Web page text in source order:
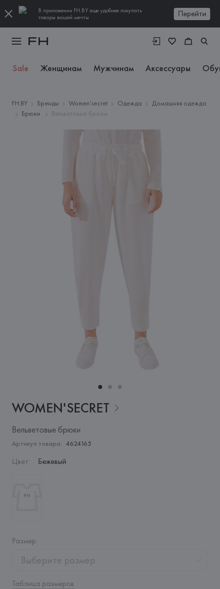
В приложении FH.BY еще удобнее покупать
товары вашей мечты
Перейти
Sale Женщинам Мужчинам Аксессуары
FH.BY Бренды Women'secret Одежда
Домашняя одежда
Брюки
Вельветовые брюки
WOMEN'SECRET
Вельветовые брюки
Артикул товара: 4624165
Цвет: Бежевый
Размер:
Выберите размер
Таблица размеров